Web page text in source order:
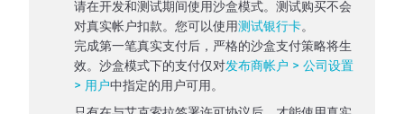
请在开发和测试期间使用沙盒模式。测试购买不会
对真实帐户扣款。您可以使用测试银行卡。
完成第一笔真实支付后，严格的沙盒支付策略将生
效。沙盒模式下的支付仅对发布商帐户 > 公司设置
> 用户中指定的用户可用。